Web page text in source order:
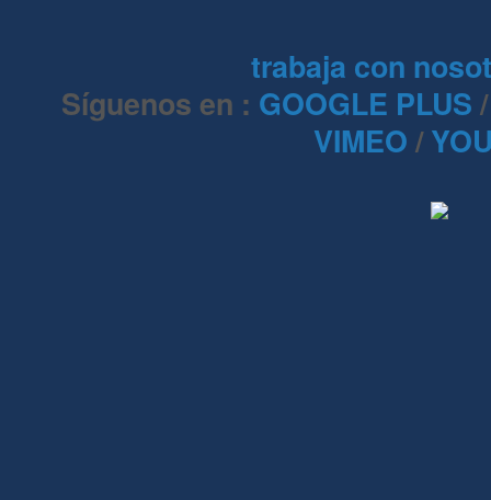
trabaja con
Síguenos en : GOOGLE PLUS
VIMEO /